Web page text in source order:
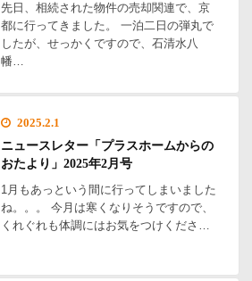
先日、相続された物件の売却関連で、京
都に行ってきました。 一泊二日の弾丸で
したが、せっかくですので、石清水八
幡…
2025.2.1
ニュースレター「プラスホームからの
おたより」2025年2月号
1月もあっという間に行ってしまいました
ね。。。 今月は寒くなりそうですので、
くれぐれも体調にはお気をつけくださ…